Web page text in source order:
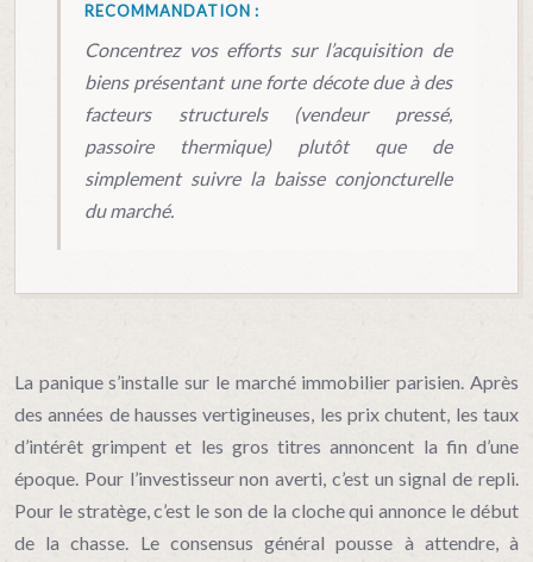
RECOMMANDATION :
Concentrez vos efforts sur l’acquisition de
biens présentant une forte décote due à des
facteurs structurels (vendeur pressé,
passoire thermique) plutôt que de
simplement suivre la baisse conjoncturelle
du marché.
La panique s’installe sur le marché immobilier parisien. Après
des années de hausses vertigineuses, les prix chutent, les taux
d’intérêt grimpent et les gros titres annoncent la fin d’une
époque. Pour l’investisseur non averti, c’est un signal de repli.
Pour le stratège, c’est le son de la cloche qui annonce le début
de la chasse. Le consensus général pousse à attendre, à